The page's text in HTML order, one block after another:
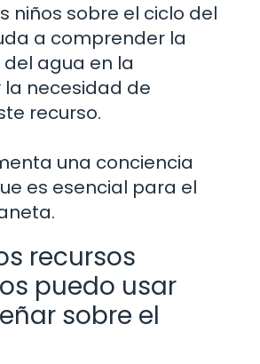
niños sobre el ciclo del
a comprender la
agua en la
la necesidad de
recurso.
una conciencia
es esencial para el
recursos
puedo usar
sobre el